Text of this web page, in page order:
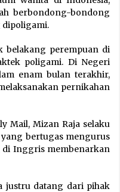
berbondong-bondong
dipoligami.
belakang perempuan di
poligami. Di Negeri
enam bulan terakhir,
pernikahan
Mail, Mizan Raja selaku
bertugas mengurus
Inggris membenarkan
justru datang dari pihak